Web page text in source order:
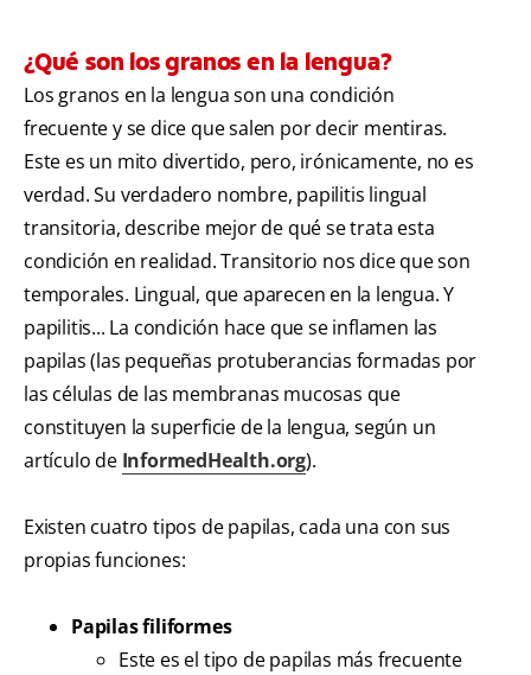
¿Qué son los granos en la lengua?
Los granos en la lengua son una condición
frecuente y se dice que salen por decir mentiras.
Este es un mito divertido, pero, irónicamente, no es
verdad. Su verdadero nombre, papilitis lingual
transitoria, describe mejor de qué se trata esta
condición en realidad. Transitorio nos dice que son
temporales. Lingual, que aparecen en la lengua. Y
papilitis... La condición hace que se inflamen las
papilas (las pequeñas protuberancias formadas por
las células de las membranas mucosas que
constituyen la superficie de la lengua, según un
artículo de InformedHealth.org).
Existen cuatro tipos de papilas, cada una con sus
propias funciones:
Papilas filiformes
Este es el tipo de papilas más frecuente